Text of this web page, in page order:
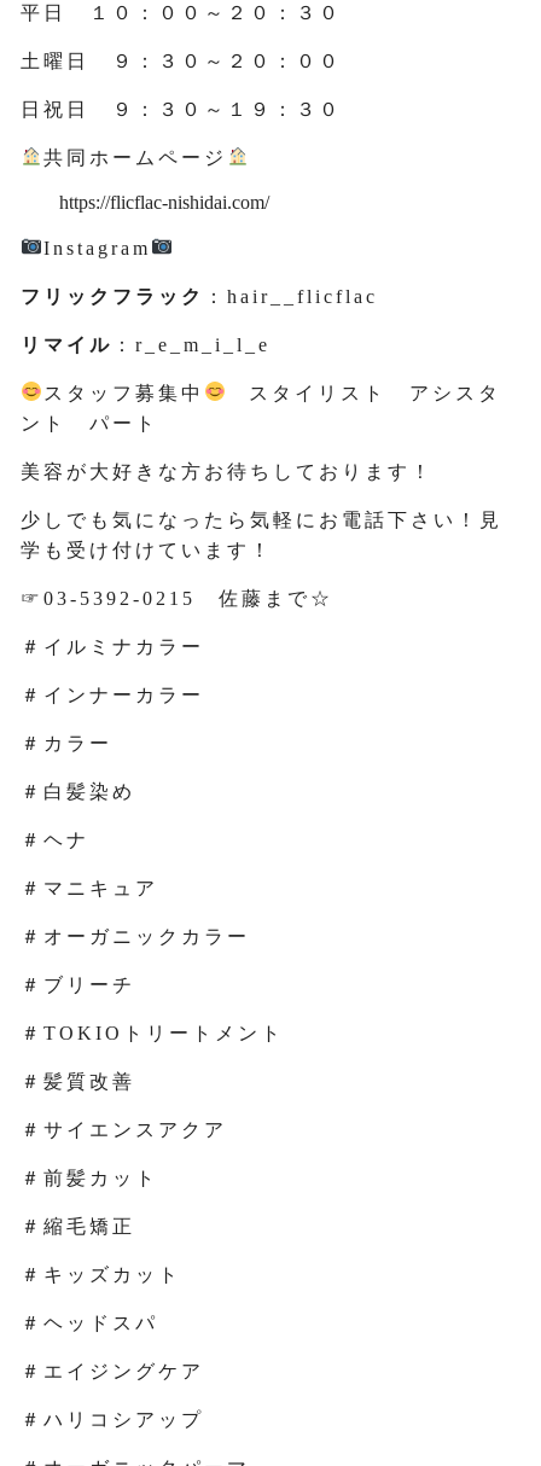
平日 １０：００～２０：３０
土曜日 ９：３０～２０：００
日祝日 ９：３０～１９：３０
共同ホームページ
https://flicflac-nishidai.com/
Instagram
フリックフラック ：hair__flicflac
リマイル ：r_e_m_i_l_e
スタッフ募集中
スタイリスト アシスタ
ント パート
美容が大好きな方お待ちしております！
少しでも気になったら気軽にお電話下さい！見
学も受け付けています！
☞03-5392-0215 佐藤まで☆
＃イルミナカラー
＃インナーカラー
＃カラー
＃白髪染め
＃ヘナ
＃マニキュア
＃オーガニックカラー
＃ブリーチ
＃TOKIOトリートメント
＃髪質改善
＃サイエンスアクア
＃前髪カット
＃縮毛矯正
＃キッズカット
＃ヘッドスパ
＃エイジングケア
＃ハリコシアップ